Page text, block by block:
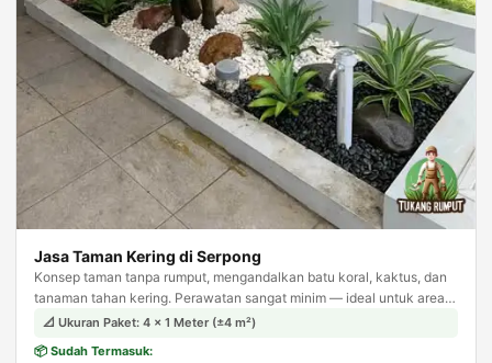
Jasa Taman Kering di Serpong
Konsep taman tanpa rumput, mengandalkan batu koral, kaktus, dan
tanaman tahan kering. Perawatan sangat minim — ideal untuk area
sempit seperti samping rumah atau carport.
📐 Ukuran Paket: 4 × 1 Meter (±4 m²)
📦 Sudah Termasuk: